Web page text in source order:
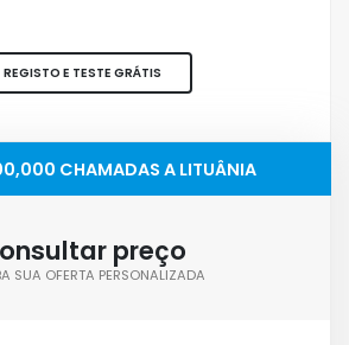
REGISTO E TESTE GRÁTIS
CHAMADAS A LITUÂNIA
preço
SUA OFERTA PERSONALIZADA